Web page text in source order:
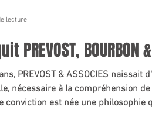
BOURBON
PREVOST & ASSOCIES
nécessaire à la compréhension
conviction est née une philosophie
lecture